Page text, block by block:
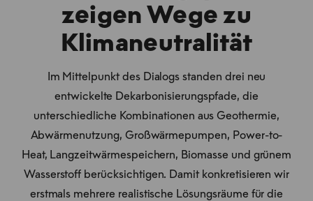
zeigen Wege zu
Klimaneutralität
Im Mittelpunkt des Dialogs standen drei neu
entwickelte Dekarbonisierungspfade, die
unterschiedliche Kombinationen aus Geothermie,
Abwärmenutzung, Großwärmepumpen, Power-to-
Heat, Langzeitwärmespeichern, Biomasse und grünem
Wasserstoff berücksichtigen. Damit konkretisieren wir
erstmals mehrere realistische Lösungsräume für die